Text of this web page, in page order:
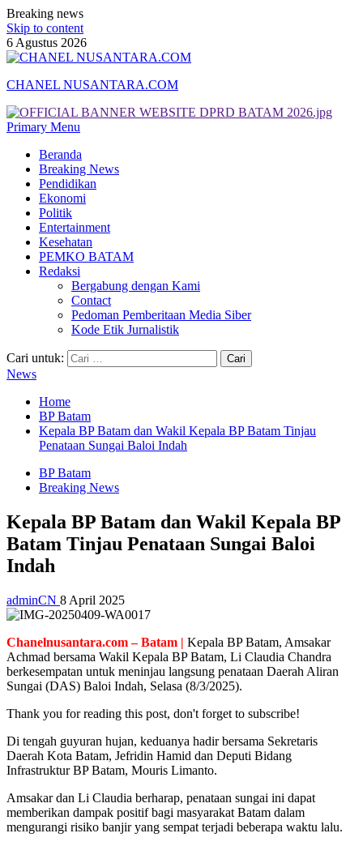
Breaking news
Skip to content
6 Agustus 2026
CHANEL NUSANTARA.COM
Primary Menu
Beranda
Breaking News
Pendidikan
Ekonomi
Politik
Entertainment
Kesehatan
PEMKO BATAM
Redaksi
Bergabung dengan Kami
Contact
Pedoman Pemberitaan Media Siber
Kode Etik Jurnalistik
Cari untuk:
News
Home
BP Batam
Kepala BP Batam dan Wakil Kepala BP Batam Tinjau
Penataan Sungai Baloi Indah
BP Batam
Breaking News
Kepala BP Batam dan Wakil Kepala BP
Batam Tinjau Penataan Sungai Baloi
Indah
adminCN 8 April 2025
Chanelnusantara.com – Batam | Kepala BP Batam, Amsakar
Achmad bersama Wakil Kepala BP Batam, Li Claudia Chandra
berkesempatan untuk meninjau langsung penataan Daerah Aliran
Sungai (DAS) Baloi Indah, Selasa (8/3/2025).
Thank you for reading this post, don't forget to subscribe!
Di tengah guyuran hujan, keduanya hadir bersama Sekretaris
Daerah Kota Batam, Jefridin Hamid dan Deputi Bidang
Infrastruktur BP Batam, Mouris Limanto.
Amsakar dan Li Claudia berharap, penataan sungai ini dapat
memberikan dampak positif bagi masyarakat Batam dalam
mengurangi risiko banjir yang sempat terjadi beberapa waktu lalu.